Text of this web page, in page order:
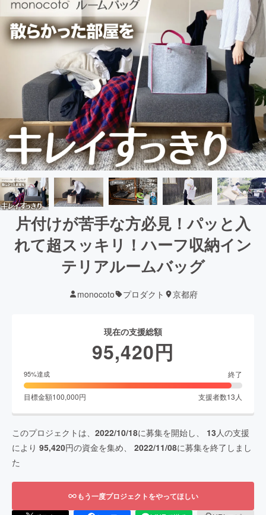
片付けが苦手な方必見！パッと入
れて超スッキリ！ハーフ収納イン
テリアルームバッグ
monocoto プロダクト 京都府
現在の支援総額
95,420円
95%達成 終了
目標金額100,000円 支援者数13 人
このプロジェクトは、 2022/10/18に募集を開始し、 13 人の支援
により 95,420円の資金を集め、 2022/11/08に募集を終了しまし
た
もう一度プロジェクトをやってほしい